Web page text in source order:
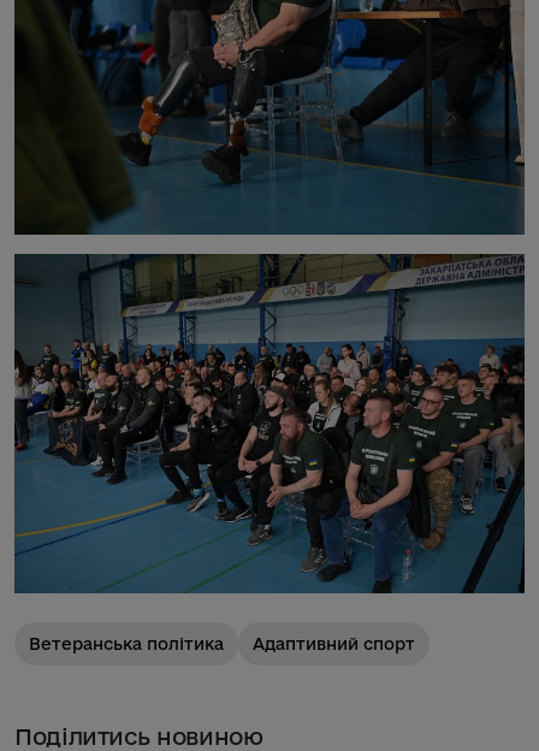
Ветеранська політика Адаптивний спорт
Поділитись новиною